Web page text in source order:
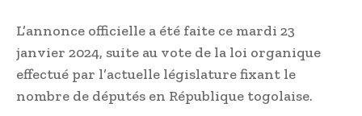
L’annonce officielle a été faite ce mardi 23
janvier 2024, suite au vote de la loi organique
effectué par l’actuelle législature fixant le
nombre de députés en République togolaise.